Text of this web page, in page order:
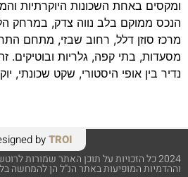
ומקסים באחת השכונות היוקרתיות
הנכס ממוקם בלב נווה צדק, במרחק
מרכז סוזן דלל, רחוב שבזי, מתחם
מסעדות, בתי קפה, גלריות ובוטיקים.
נדיר בין אופי היסטורי, שקט שכונתי,
2024 כל הזכויות על תוכן האתר שמורות
וההדמיות המופיעות באתר הנ"ל הן להמחשה
byTROI